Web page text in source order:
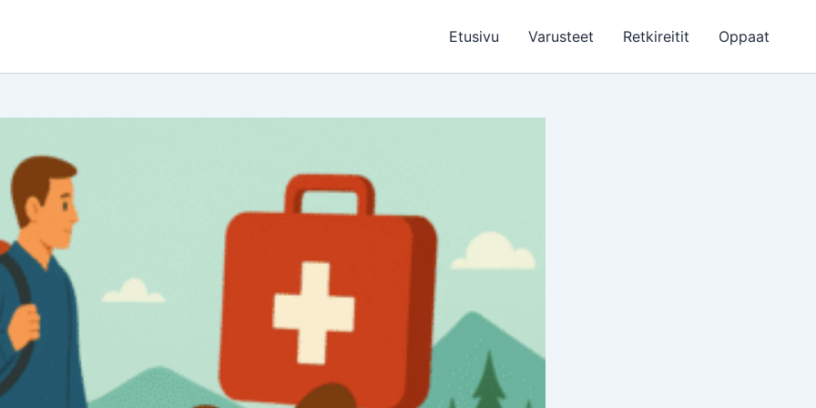
Etusivu Varusteet Retkireitit Oppaat